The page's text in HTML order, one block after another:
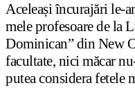
Aceleași încurajări le-
mele profesoare de la
Dominican” din New
facultate, nici măcar
putea considera fetele